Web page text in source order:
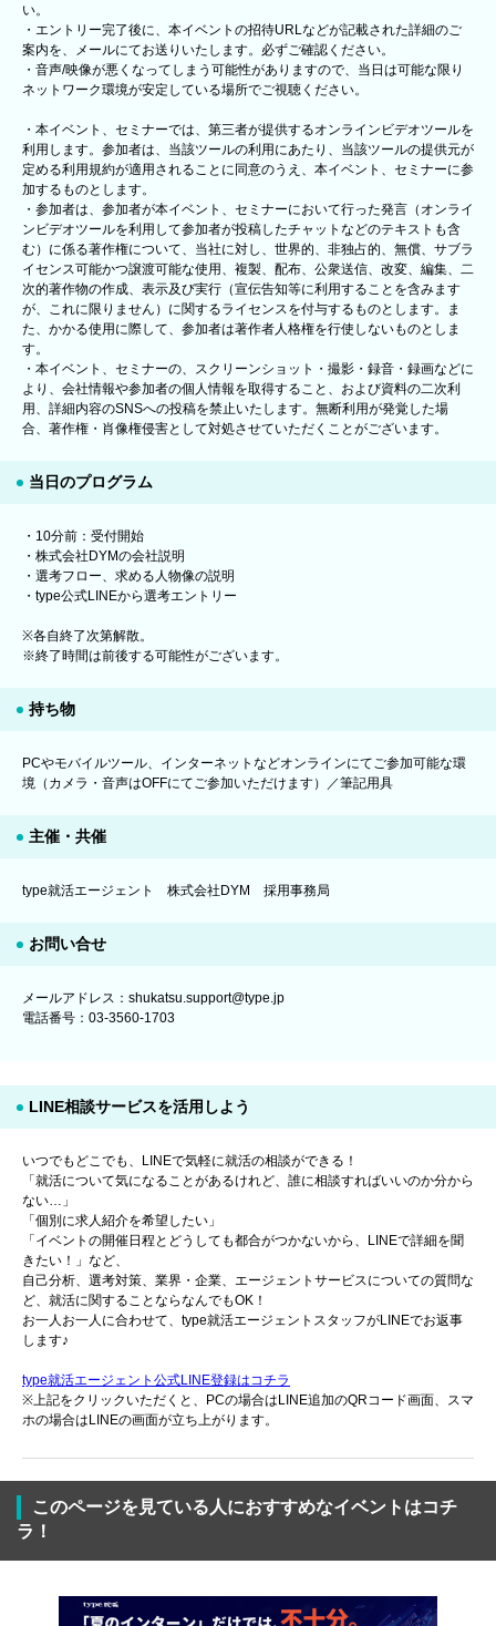
い。
・エントリー完了後に、本イベントの招待URLなどが記載された詳細のご
案内を、メールにてお送りいたします。必ずご確認ください。
・音声/映像が悪くなってしまう可能性がありますので、当日は可能な限り
ネットワーク環境が安定している場所でご視聴ください。
・本イベント、セミナーでは、第三者が提供するオンラインビデオツールを
利用します。参加者は、当該ツールの利用にあたり、当該ツールの提供元が
定める利用規約が適用されることに同意のうえ、本イベント、セミナーに参
加するものとします。
・参加者は、参加者が本イベント、セミナーにおいて行った発言（オンライ
ンビデオツールを利用して参加者が投稿したチャットなどのテキストも含
む）に係る著作権について、当社に対し、世界的、非独占的、無償、サブラ
イセンス可能かつ譲渡可能な使用、複製、配布、公衆送信、改変、編集、二
次的著作物の作成、表示及び実行（宣伝告知等に利用することを含みます
が、これに限りません）に関するライセンスを付与するものとします。ま
た、かかる使用に際して、参加者は著作者人格権を行使しないものとしま
す。
・本イベント、セミナーの、スクリーンショット・撮影・録音・録画などに
より、会社情報や参加者の個人情報を取得すること、および資料の二次利
用、詳細内容のSNSへの投稿を禁止いたします。無断利用が発覚した場
合、著作権・肖像権侵害として対処させていただくことがございます。
当日のプログラム
・10分前：受付開始
・株式会社DYMの会社説明
・選考フロー、求める人物像の説明
・type公式LINEから選考エントリー
※各自終了次第解散。
※終了時間は前後する可能性がございます。
持ち物
PCやモバイルツール、インターネットなどオンラインにてご参加可能な環
境（カメラ・音声はOFFにてご参加いただけます）／筆記用具
主催・共催
type就活エージェント 株式会社DYM 採用事務局
お問い合せ
メールアドレス：shukatsu.support@type.jp
電話番号：03-3560-1703
LINE相談サービスを活用しよう
いつでもどこでも、LINEで気軽に就活の相談ができる！
「就活について気になることがあるけれど、誰に相談すればいいのか分から
ない…」
「個別に求人紹介を希望したい」
「イベントの開催日程とどうしても都合がつかないから、LINEで詳細を聞
きたい！」など、
自己分析、選考対策、業界・企業、エージェントサービスについての質問な
ど、就活に関することならなんでもOK！
お一人お一人に合わせて、type就活エージェントスタッフがLINEでお返事
します♪
type就活エージェント公式LINE登録はコチラ
※上記をクリックいただくと、PCの場合はLINE追加のQRコード画面、スマ
ホの場合はLINEの画面が立ち上がります。
このページを見ている人におすすめなイベントはコチ
ラ！